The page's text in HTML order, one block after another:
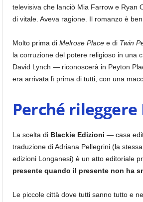
televisiva che lanciò Mia Farrow e Ryan
di vitale. Aveva ragione. Il romanzo è
Molto prima di Melrose Placee di Twin
la corruzione del potere religioso in una
David Lynch — riconoscerà in Peyton
era arrivata lì prima di tutti, con una
Perché rileggere
La scelta di Blackie Edizioni — casa
traduzione di Adriana Pellegrini (la
edizioni Longanesi) è un atto editoriale
presente quando il presente non ha
Le piccole città dove tutti sanno tutto e